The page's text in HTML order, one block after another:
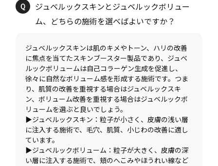
ジュベルックスキンとジュベルックボリュー
ジュベルックスキンは肌のキメやトーン、ハリの改善
に焦点を当てたスキンブースター製品であり、ジュベ
ルックボリュームは自己コラーゲン生成を促進し、
徐々に自然なボリューム感を形成する施術です。つま
り、肌質の改善を重視する場合はジュベルックスキ
ン、ボリューム改善を重視する場合はジュベルックボ
リュームを選ぶと良いでしょう。
▶ジュベルックスキン：粒子が小さく、皮膚の浅い層
に注入する施術で、毛穴、肌質、小じわの改善に適し
ています。
▶ジュベルックボリューム：粒子が大きく、皮膚の深
い層に注入する施術で、頬のへこみやほうれい線など